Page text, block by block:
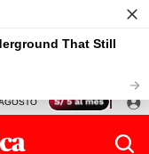
TINKA RESULTADOS